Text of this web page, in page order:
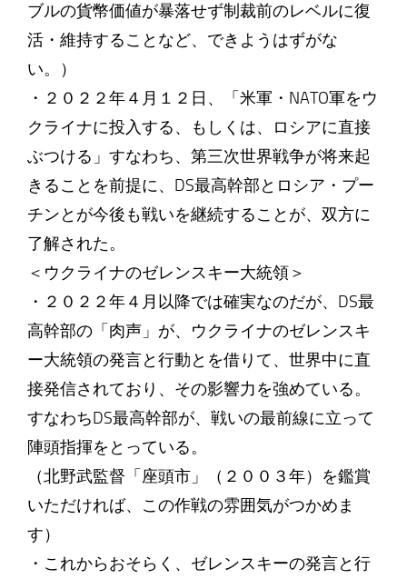
ブルの貨幣価値が暴落せず制裁前のレベルに復
活・維持することなど、できようはずがな
い。）
・２０２２年４月１２日、「米軍・NATO軍をウ
クライナに投入する、もしくは、ロシアに直接
ぶつける」すなわち、第三次世界戦争が将来起
きることを前提に、DS最高幹部とロシア・プー
チンとが今後も戦いを継続することが、双方に
了解された。
＜ウクライナのゼレンスキー大統領＞
・２０２２年４月以降では確実なのだが、DS最
高幹部の「肉声」が、ウクライナのゼレンスキ
ー大統領の発言と行動とを借りて、世界中に直
接発信されており、その影響力を強めている。
すなわちDS最高幹部が、戦いの最前線に立って
陣頭指揮をとっている。
（北野武監督「座頭市」（２００３年）を鑑賞
いただければ、この作戦の雰囲気がつかめま
す）
・これからおそらく、ゼレンスキーの発言と行